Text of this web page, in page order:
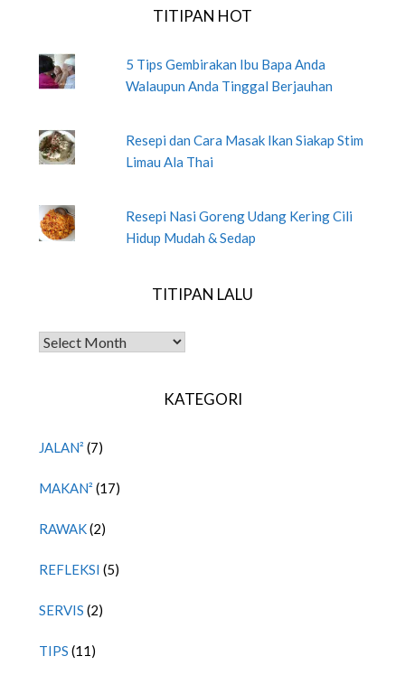
TITIPAN HOT
5 Tips Gembirakan Ibu Bapa Anda
Walaupun Anda Tinggal Berjauhan
Resepi dan Cara Masak Ikan Siakap Stim
Limau Ala Thai
Resepi Nasi Goreng Udang Kering Cili
Hidup Mudah & Sedap
TITIPAN LALU
TITIPAN LALU
KATEGORI
JALAN² (7)
MAKAN² (17)
RAWAK(2)
REFLEKSI (5)
SERVIS (2)
TIPS (11)